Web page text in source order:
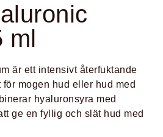
ml
är ett intensivt återfuktande
mogen hud eller hud med
hyaluronsyra med
ge en fyllig och slät hud med